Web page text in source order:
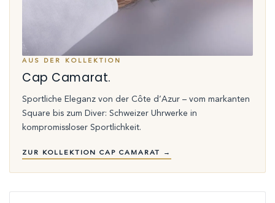
AUS DER KOLLEKTION
Cap Camarat.
Sportliche Eleganz von der Côte d’Azur – vom markanten
Square bis zum Diver: Schweizer Uhrwerke in
kompromissloser Sportlichkeit.
ZUR KOLLEKTION CAP CAMARAT →